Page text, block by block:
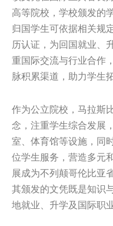
高等院校，学校颁发的
归国学生可依据相关规
历认证，为回国就业、
重国际交流与行业合作
脉积累渠道，助力学生
作为公立院校，马拉斯
念，注重学生综合发展
室、体育馆等设施，同
位学生服务，营造多元
展成为不列颠哥伦比亚
其颁发的文凭既是知识
地就业、升学及国际职